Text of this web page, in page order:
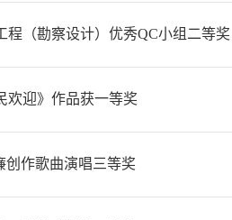
程（勘察设计）优秀QC小组二等奖
欢迎》作品获一等奖
创作歌曲演唱三等奖